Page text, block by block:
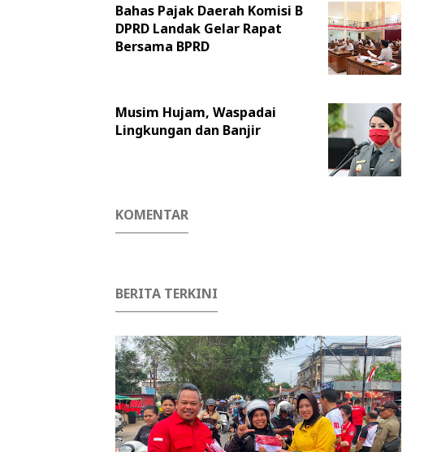
Bahas Pajak Daerah Komisi B
DPRD Landak Gelar Rapat
Bersama BPRD
Musim Hujam, Waspadai
Lingkungan dan Banjir
KOMENTAR
BERITA TERKINI